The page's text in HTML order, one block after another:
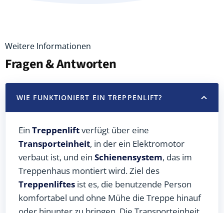
Weitere Informationen
Fragen & Antworten
WIE FUNKTIONIERT EIN TREPPENLIFT?
Ein Treppenliftverfügt über eine
Transporteinheit, in der ein Elektromotor
verbaut ist, und ein Schienensystem, das im
Treppenhaus montiert wird. Ziel des
Treppenliftes ist es, die benutzende Person
komfortabel und ohne Mühe die Treppe hinauf